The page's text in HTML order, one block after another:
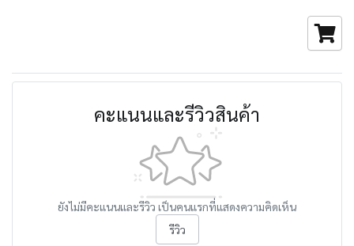
คะแนนและรีวิวสินค้า
ยังไม่มีคะแนนและรีวิว เป็นคนแรกที่แสดงความคิดเห็น
รีวิว